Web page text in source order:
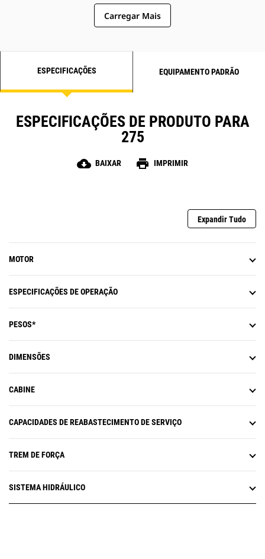
Carregar Mais
ESPECIFICAÇÕES EQUIPAMENTO PADRÃO
ESPECIFICAÇÕES DE PRODUTO PARA
275
cloud_download BAIXAR print IMPRIMIR
Expandir Tudo
MOTOR
ESPECIFICAÇÕES DE OPERAÇÃO
PESOS*
DIMENSÕES
CABINE
CAPACIDADES DE REABASTECIMENTO DE SERVIÇO
TREM DE FORÇA
SISTEMA HIDRÁULICO